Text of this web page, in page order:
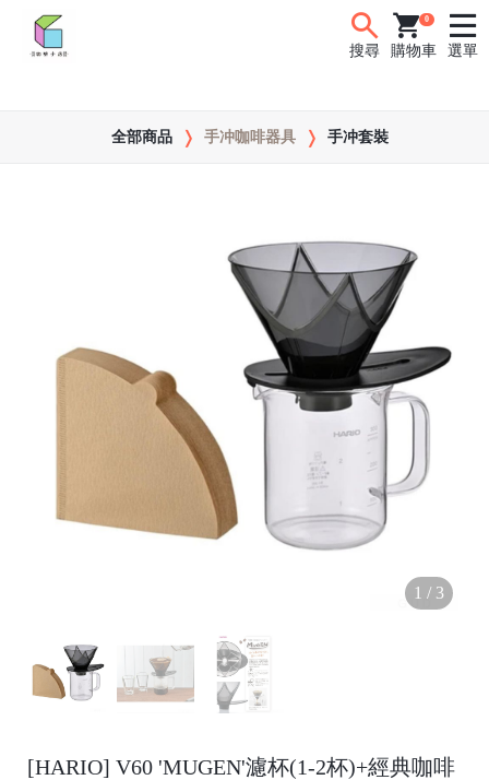
0
購物車
搜尋 選單
全部商品 手冲咖啡器具 手冲套裝
1 / 3
[HARIO] V60 'MUGEN'濾杯(1-2杯)+經典咖啡